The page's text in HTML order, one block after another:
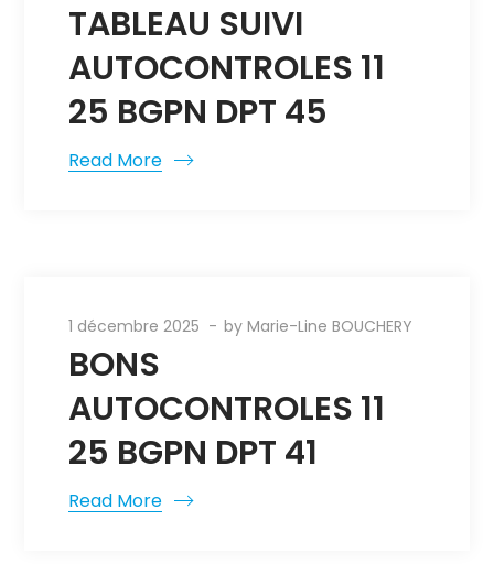
TABLEAU SUIVI
AUTOCONTROLES 11
25 BGPN DPT 45
Read More
1 décembre 2025 byMarie-Line BOUCHERY
BONS
AUTOCONTROLES 11
25 BGPN DPT 41
Read More